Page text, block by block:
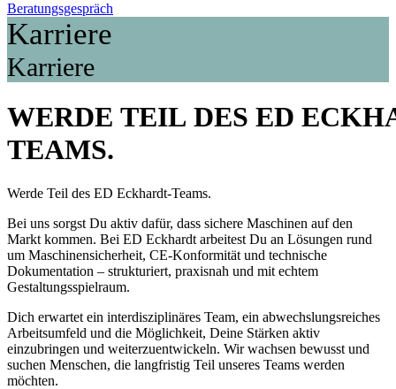
Beratungsgespräch
Karriere
Karriere
WERDE TEIL DES ED
TEAMS.
Werde Teil des ED Eckhardt-Teams.
Bei uns sorgst Du aktiv dafür, dass sichere Maschinen auf den
Markt kommen. Bei ED Eckhardt arbeitest Du an Lösungen rund
um Maschinensicherheit, CE-Konformität und technische
Dokumentation – strukturiert, praxisnah und mit echtem
Gestaltungsspielraum.
Dich erwartet ein interdisziplinäres Team, ein abwechslungsreiches
Arbeitsumfeld und die Möglichkeit, Deine Stärken aktiv
einzubringen und weiterzuentwickeln. Wir wachsen bewusst und
suchen Menschen, die langfristig Teil unseres Teams werden
möchten.